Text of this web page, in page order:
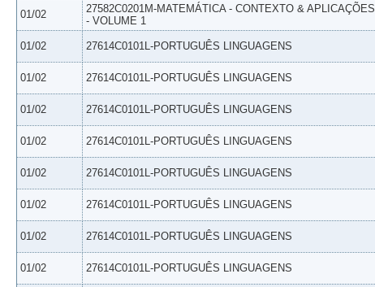
01/02
27582C0201M-MATEMÁTICA - CONTEXTO & APLICAÇÕES
- VOLUME 1
01/02 27614C0101L-PORTUGUÊS LINGUAGENS
01/02 27614C0101L-PORTUGUÊS LINGUAGENS
01/02 27614C0101L-PORTUGUÊS LINGUAGENS
01/02 27614C0101L-PORTUGUÊS LINGUAGENS
01/02 27614C0101L-PORTUGUÊS LINGUAGENS
01/02 27614C0101L-PORTUGUÊS LINGUAGENS
01/02 27614C0101L-PORTUGUÊS LINGUAGENS
01/02 27614C0101L-PORTUGUÊS LINGUAGENS